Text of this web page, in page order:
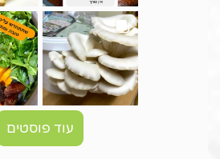
עוד פוסטים